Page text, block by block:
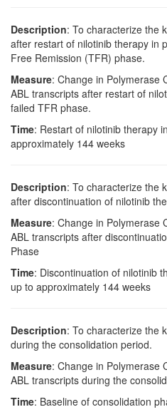
Description: To characterize the
after restart of nilotinib therapy in
Free Remission (TFR) phase.
Measure: Change in Polymerase
ABL transcripts after restart of
failed TFR phase.
Time: Restart of nilotinib therapy
approximately 144 weeks
Description: To characterize the
after discontinuation of nilotinib
Measure: Change in Polymerase
ABL transcripts after
Phase
Time: Discontinuation of nilotinib
up to approximately 144 weeks
Description: To characterize the
during the consolidation period.
Measure: Change in Polymerase
ABL transcripts during the
Time: Baseline of consolidation